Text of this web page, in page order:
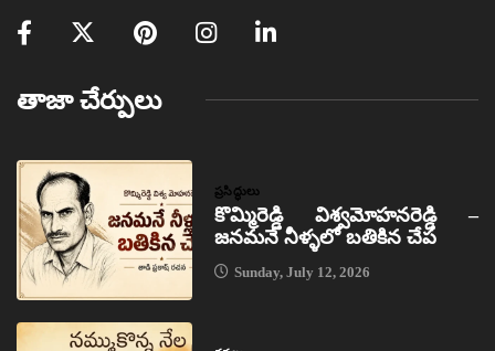
తాజా చేర్పులు
ప్రసిద్ధులు
కొమ్మిరెడ్డి విశ్వమోహనరెడ్డి –
జనమనే నీళ్ళలో బతికిన చేప
Sunday, July 12, 2026